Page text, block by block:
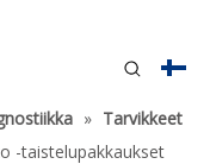
» Tarvikkeet
-taistelupakkaukset